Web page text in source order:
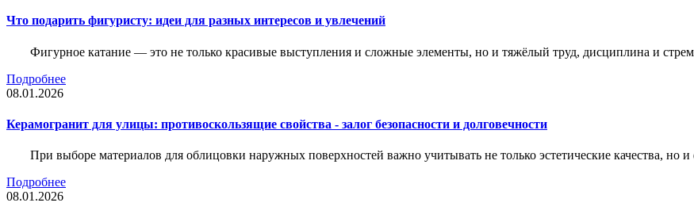
Что подарить фигуристу: идеи для разных интересов и увлечений
Фигурное катание — это не только красивые выступления и сложные элементы, но и тяжёлый труд, дисциплина и
Подробнее
08.01.2026
Керамогранит для улицы: противоскользящие свойства - залог безопасности и долговечности
При выборе материалов для облицовки наружных поверхностей важно учитывать не только эстетические качества, но
Подробнее
08.01.2026